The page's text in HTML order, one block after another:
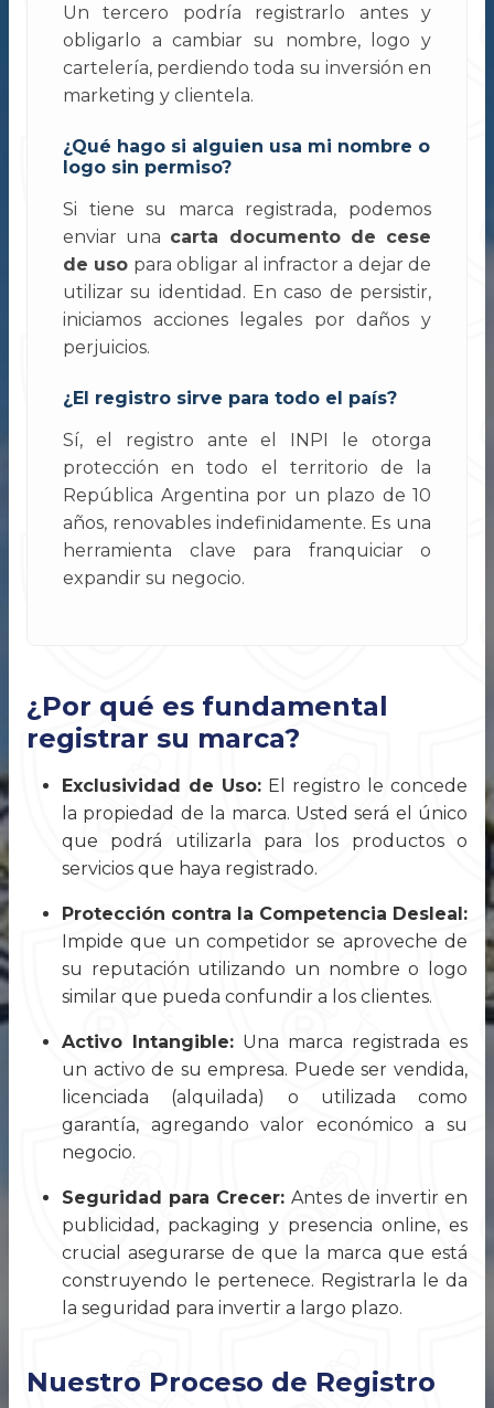
Un tercero podría registrarlo antes y
obligarlo a cambiar su nombre, logo y
cartelería, perdiendo toda su inversión en
marketing y clientela.
¿Qué hago si alguien usa mi nombre o
logo sin permiso?
Si tiene su marca registrada, podemos
enviar una carta documento de cese
de uso para obligar al infractor a dejar de
utilizar su identidad. En caso de persistir,
iniciamos acciones legales por daños y
perjuicios.
¿El registro sirve para todo el país?
Sí, el registro ante el INPI le otorga
protección en todo el territorio de la
República Argentina por un plazo de 10
años, renovables indefinidamente. Es una
herramienta clave para franquiciar o
expandir su negocio.
¿Por qué es fundamental
registrar su marca?
Exclusividad de Uso: El registro le concede
la propiedad de la marca. Usted será el único
que podrá utilizarla para los productos o
servicios que haya registrado.
Protección contra la Competencia Desleal:
Impide que un competidor se aproveche de
su reputación utilizando un nombre o logo
similar que pueda confundir a los clientes.
Activo Intangible: Una marca registrada es
un activo de su empresa. Puede ser vendida,
licenciada (alquilada) o utilizada como
garantía, agregando valor económico a su
negocio.
Seguridad para Crecer: Antes de invertir en
publicidad, packaging y presencia online, es
crucial asegurarse de que la marca que está
construyendo le pertenece. Registrarla le da
la seguridad para invertir a largo plazo.
Nuestro Proceso de Registro